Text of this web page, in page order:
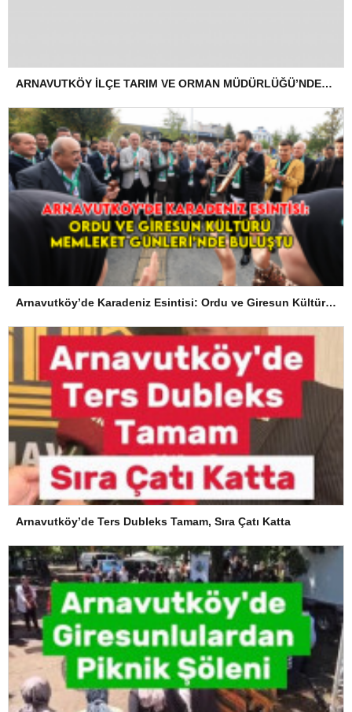
ARNAVUTKÖY İLÇE TARIM VE ORMAN MÜDÜRLÜĞÜ’NDEN İLANEN TEBLİGAT
Arnavutköy’de Karadeniz Esintisi: Ordu ve Giresun Kültürü Memleket Günleri’nde Buluştu
Arnavutköy’de Ters Dubleks Tamam, Sıra Çatı Katta